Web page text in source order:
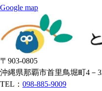
Google map
〒903-0805
沖縄県那覇市首里鳥堀町4－
TEL： 098-885-9009